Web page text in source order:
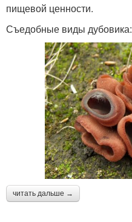
пищевой ценности.
Съедобные виды дубовика:
читать дальше →